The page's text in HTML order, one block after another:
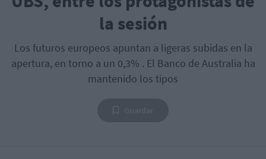
la sesión
Los futuros europeos apuntan a ligeras subidas en la
apertura, en torno a un 0,3% . El Banco de Australia ha
mantenido los tipos